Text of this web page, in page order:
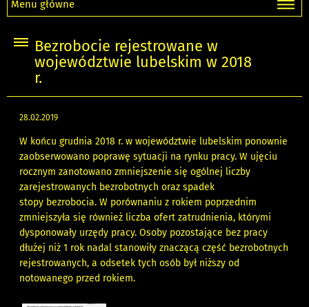
Menu główne
Bezrobocie rejestrowane w
województwie lubelskim w 2018
r.
28.02.2019
W końcu grudnia 2018 r. w województwie lubelskim ponownie
zaobserwowano poprawę sytuacji na rynku pracy. W ujęciu
rocznym zanotowano zmniejszenie się ogólnej liczby
zarejestrowanych bezrobotnych oraz spadek
stopy bezrobocia. W porównaniu z rokiem poprzednim
zmniejszyła się również liczba ofert zatrudnienia, którymi
dysponowały urzędy pracy. Osoby pozostające bez pracy
dłużej niż 1 rok nadal stanowiły znaczącą część bezrobotnych
rejestrowanych, a odsetek tych osób był niższy od
notowanego przed rokiem.